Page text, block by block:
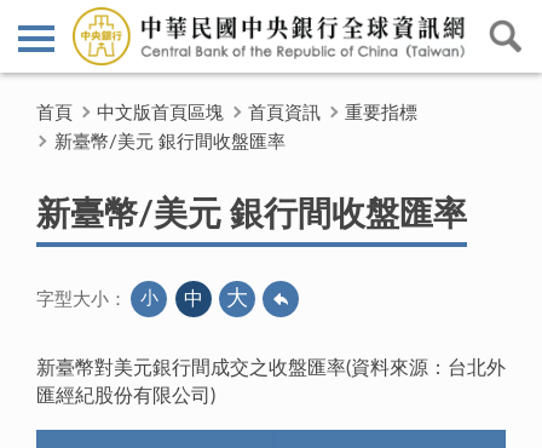
首頁 中文版首頁區塊 首頁資訊
重要指標
新臺幣/美元 銀行間收盤匯率
新臺幣/美元 銀行間收盤匯率
字型大小： 小 中 大
新臺幣對美元銀行間成交之收盤匯率(資料來源：台北外
匯經紀股份有限公司)